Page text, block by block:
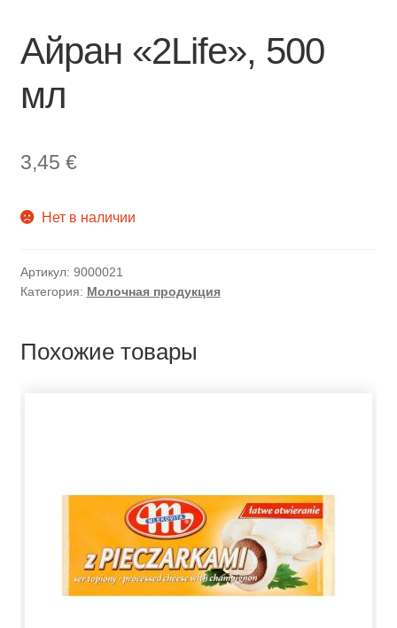
Айран «2Life», 500
мл
3,45 €
Нет в наличии
Артикул: 9000021
Категория: Молочная продукция
Похожие товары